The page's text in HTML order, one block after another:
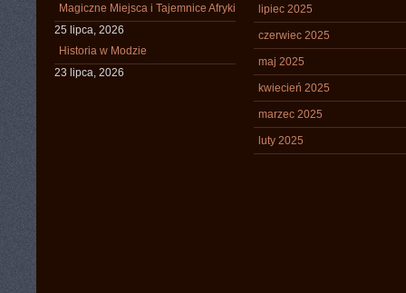
Magiczne Miejsca i Tajemnice Afryki
25 lipca, 2026
Historia w Modzie
23 lipca, 2026
lipiec 2025
czerwiec 2025
maj 2025
kwiecień 2025
marzec 2025
luty 2025